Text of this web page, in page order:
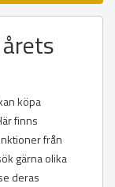
köpa
finns
från
gärna olika
deras